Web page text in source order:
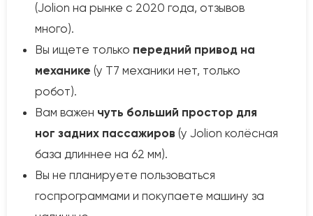
(Jolion на рынке с 2020 года, отзывов
много).
Вы ищете только передний привод на
механике (у T7 механики нет, только
робот).
Вам важен чуть больший простор для
ног задних пассажиров (у Jolion колёсная
база длиннее на 62 мм).
Вы не планируете пользоваться
госпрограммами и покупаете машину за